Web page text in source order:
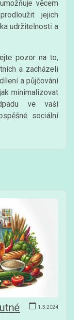
věcem
jejich
udržitelnosti a
pozor na to,
a zacházeli
a půjčování
minimalizovat
ve vaší
sociální
1.3.2024